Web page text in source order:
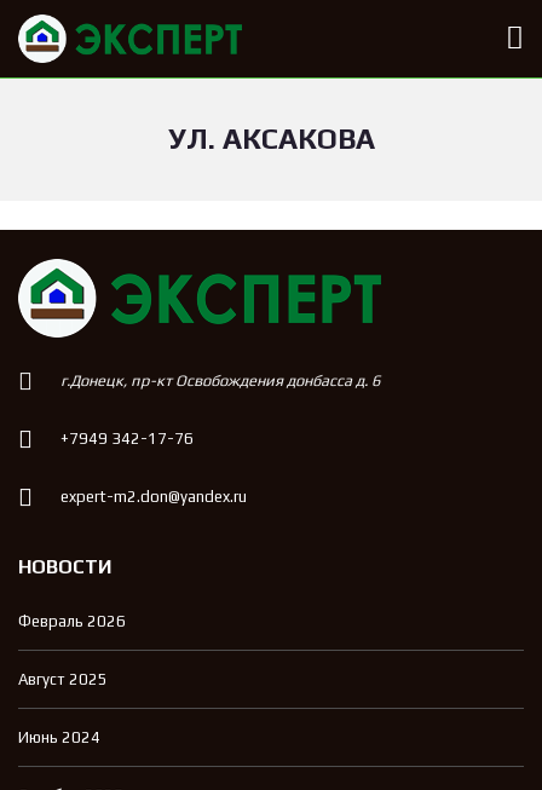
УЛ. АКСАКОВА
г.Донецк, пр-кт Освобождения донбасса д. 6
+7949 342-17-76
expert-m2.don@yandex.ru
НОВОСТИ
Февраль 2026
Август 2025
Июнь 2024